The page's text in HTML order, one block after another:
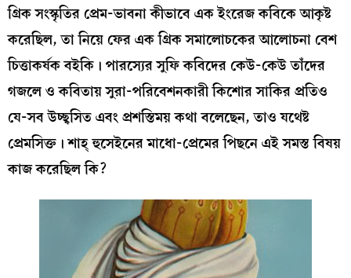
গ্রিক সংস্কৃতির প্রেম-ভাবনা কীভাবে এক ইংরেজ কবিকে আকৃষ্ট
করেছিল, তা নিয়ে ফের এক গ্রিক সমালোচকের আলোচনা বেশ
চিত্তাকর্ষক বইকি। পারস্যের সুফি কবিদের কেউ-কেউ তাঁদের
গজলে ও কবিতায় সুরা-পরিবেশনকারী কিশোর সাকির প্রতিও
যে-সব উচ্ছ্বসিত এবং প্রশস্তিময় কথা বলেছেন, তাও যথেষ্ট
প্রেমসিক্ত। শাহ্‌ হুসেইনের মাধো-প্রেমের পিছনে এই সমস্ত বিষয়
কাজ করেছিল কি?